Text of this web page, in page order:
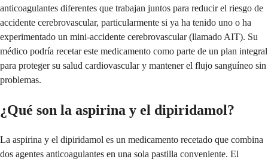
anticoagulantes diferentes que trabajan juntos para reducir el riesgo de
accidente cerebrovascular, particularmente si ya ha tenido uno o ha
experimentado un mini-accidente cerebrovascular (llamado AIT). Su
médico podría recetar este medicamento como parte de un plan integral
para proteger su salud cardiovascular y mantener el flujo sanguíneo sin
problemas.
¿Qué son la aspirina y el dipiridamol?
La aspirina y el dipiridamol es un medicamento recetado que combina
dos agentes anticoagulantes en una sola pastilla conveniente. El